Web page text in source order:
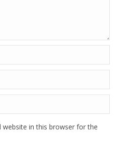
website in this browser for the